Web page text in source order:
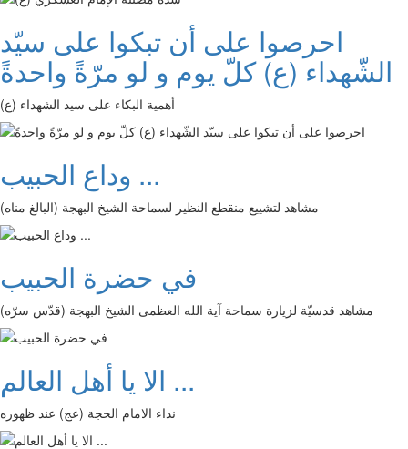
احرصوا على أن تبكوا على سيّد
الشّهداء (ع) كلّ يوم و لو مرّةً واحدةً
أهمية البكاء على سيد الشهداء (ع)
وداع الحبيب ...
مشاهد لتشييع منقطع النظير لسماحة الشيخ البهجة (البالغ مناه)
في حضرة الحبيب
مشاهد قدسيّة لزيارة سماحة آية الله العظمى الشيخ البهجة (قدّس سرّه)
الا يا أهل العالم ...
نداء الامام الحجة (عج) عند ظهوره